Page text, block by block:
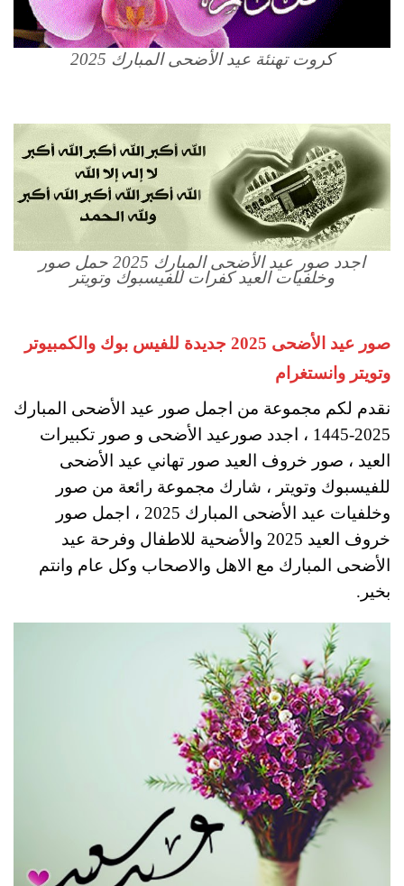
كروت تهنئة عيد الأضحى المبارك 2025
اجدد صور عيد الأضحى المبارك 2025 حمل صور
وخلفيات العيد كفرات للفيسبوك وتويتر
صور عيد الأضحى 2025 جديدة للفيس بوك والكمبيوتر
وتويتر وانستغرام
نقدم لكم مجموعة من اجمل صور عيد الأضحى المبارك
2025-1445 ، اجدد صورعيد الأضحى و صور تكبيرات
العيد ، صور خروف العيد صور تهاني عيد الأضحى
للفيسبوك وتويتر ، شارك مجموعة رائعة من صور
وخلفيات عيد الأضحى المبارك 2025 ، اجمل صور
خروف العيد 2025 والأضحية للاطفال وفرحة عيد
الأضحى المبارك مع الاهل والاصحاب وكل عام وانتم
بخير.